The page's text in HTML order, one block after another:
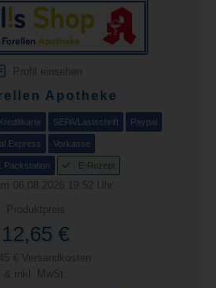
Profil einsehen
Apotheke
Kreditkarte SEPA/Lastschrift Paypal
Express Vorkasse
Packstation E-Rezept
06.08.2026 19:52 Uhr
Produktpreis
12,65 €
€ Versandkosten
& inkl. MwSt.